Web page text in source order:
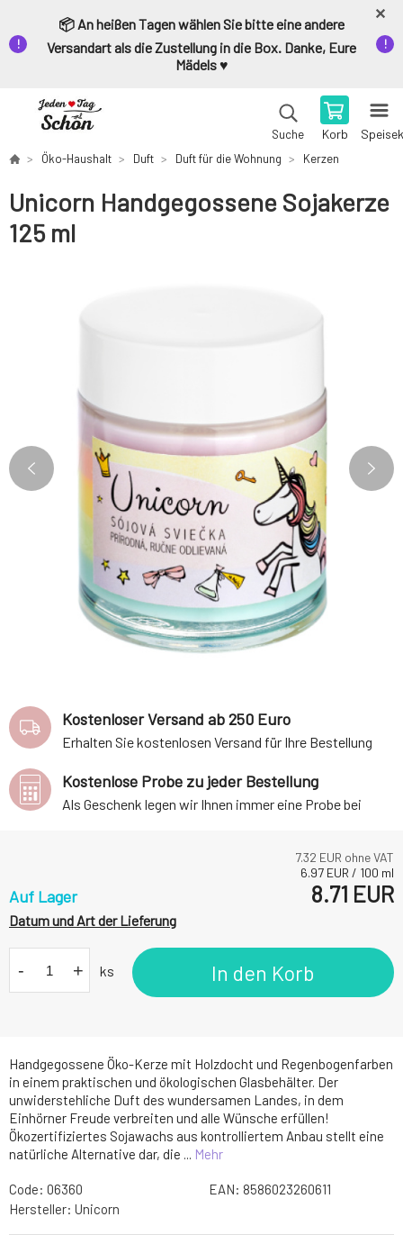
📦 An heißen Tagen wählen Sie bitte eine andere
Versandart als die Zustellung in die Box. Danke, Eure
Mädels ♥️
Suche Korb
Öko-Haushalt Duft Duft für die Wohnung Kerzen
Unicorn Handgegossene Sojakerze
125 ml
Handgegossene Öko-Kerze mit Holzdocht und Regenbogenfarben
in einem praktischen und ökologischen Glasbehälter. Der
unwiderstehliche Duft des wundersamen Landes, in dem
Einhörner Freude verbreiten und alle Wünsche erfüllen!
Ökozertifiziertes Sojawachs aus kontrolliertem Anbau stellt eine
natürliche Alternative dar, die ... Mehr
7.32 EUR ohne VAT
6.97 EUR / 100 ml
Auf Lager 8.71 EUR
Datum und Art der Lieferung
- + ks In den Korb
Kostenloser Versand ab 250 Euro
Erhalten Sie kostenlosen Versand für Ihre Bestellung
Kostenlose Probe zu jeder Bestellung
Als Geschenk legen wir Ihnen immer eine Probe bei
Code: 06360 EAN: 8586023260611
Hersteller: Unicorn